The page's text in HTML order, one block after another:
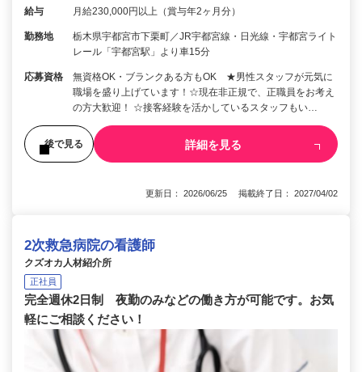
給与 月給230,000円以上（賞与年2ヶ月分）
勤務地
栃木県宇都宮市下栗町／JR宇都宮線・日光線・宇都宮ライト
レール「宇都宮駅」より車15分
応募資格
無資格OK・ブランクある方もOK ★男性スタッフが元気に
職場を盛り上げています！☆現在非正規で、正職員をお考え
の方大歓迎！ ☆接客経験を活かしているスタッフもい…
後で見る 詳細を見る
更新日： 2026/06/25 掲載終了日： 2027/04/02
2次救急病院の看護師
クズオカ人材紹介所
正社員
完全週休2日制 夜勤のみなどの働き方が可能です。お気
軽にご相談ください！